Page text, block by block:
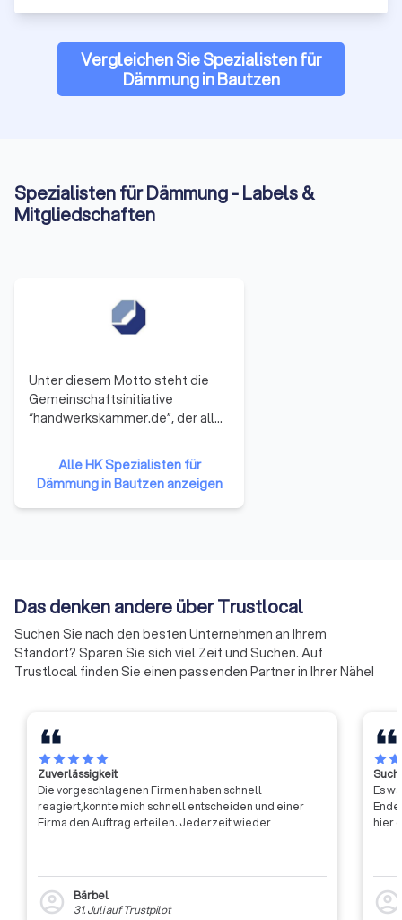
Die Auswahl der richtigen Dämmung hängt von verschiedenen
Standorts, des Budgets und der persönlichen Vorlieben. Bei
Trustlocal können Sie bis zu vier verschiedene Angebote für
Dämmungen erhalten und sich von zertifizierten Fachleuten
Vergleichen Sie Spezialisten für
Dämmung in Bautzen
Spezialisten für Dämmung - Labels &
Mitgliedschaften
Unter diesem Motto steht die
Gemeinschaftsinitiative
“handwerkskammer.de”, der alle
angehören. Sie repräsentieren
damit das gesamte Handwerk in
der Bundesrepublik Deutschland.
Die Mitglieder haben sich darauf
der Handwerkskammern
effizienter und effektiver
werden.
Alle HK Spezialisten für
Dämmung in Bautzen anzeigen
Das denken andere über Trustlocal
Suchen Sie nach den besten Unternehmen an Ihrem
Standort? Sparen Sie sich viel Zeit und Suchen. Auf
Trustlocal finden Sie einen passenden Partner in Ihrer Nähe!
starstarstarstarstar
Zuverlässigkeit
Die vorgeschlagenen Firmen haben schnell
reagiert,konnte mich schnell entscheiden und einer
Firma den Auftrag erteilen. Jederzeit wieder
account_circle
Bärbel
31. Juliauf Trustpilot
starstar
Es
hier
account_circle